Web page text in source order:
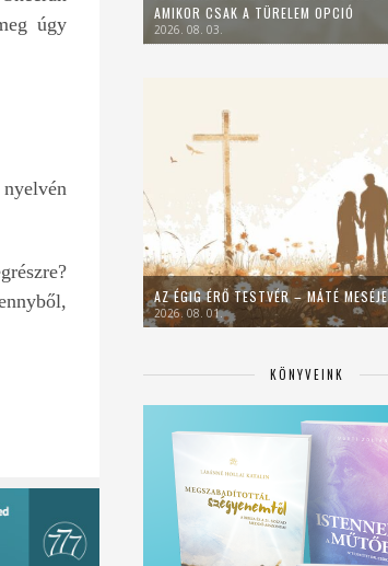
úgy
AMIKOR CSAK A TÜRELEM OPCIÓ
2026. 08. 03.
AZ ÉGIG ÉRŐ TESTVÉR – MÁTÉ MESÉJE
2026. 08. 01.
KÖNYVEINK